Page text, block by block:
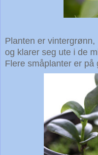
Planten er vintergrønn,
og klarer seg ute i de
Flere småplanter er på